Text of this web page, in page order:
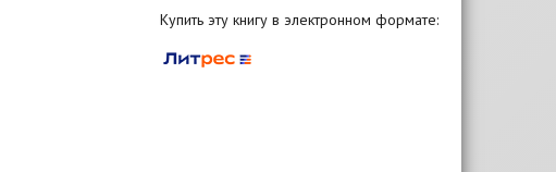
Купить эту книгу в электронном формате: